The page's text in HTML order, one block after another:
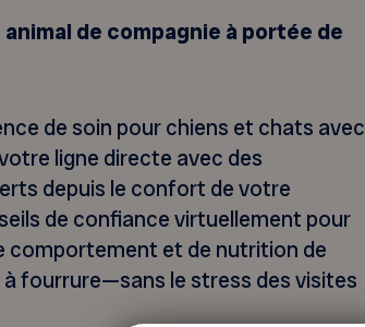
de compagnie à portée de
de soin pour chiens et chats avec
ligne directe avec des
depuis le confort de votre
de confiance virtuellement pour
comportement et de nutrition de
fourrure—sans le stress des visites